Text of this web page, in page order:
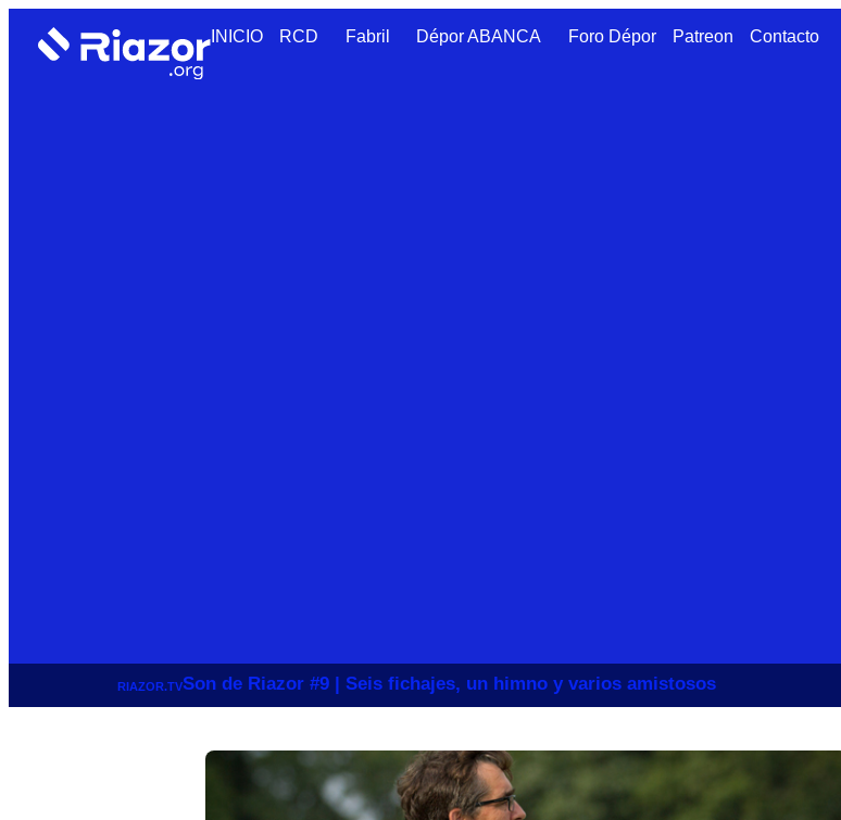
INICIO RCD Fabril Dépor ABANCA Foro Dépor Patreon Contacto
RIAZOR.TVSon de Riazor #9 | Seis fichajes, un himno y varios amistosos